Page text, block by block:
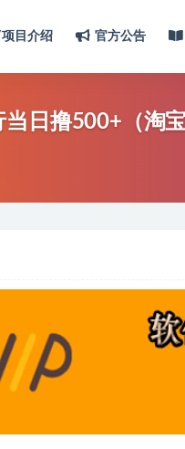
目介绍 官方公告
日撸500+（淘宝